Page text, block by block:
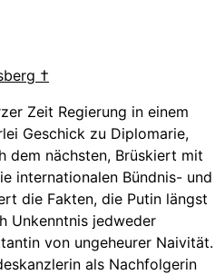
†
Zeit Regierung in einem
Geschick zu Diplomarie,
dem nächsten, Brüskiert mit
internationalen Bündnis- und
die Fakten, die Putin längst
Unkenntnis jedweder
von ungeheurer Naivität.
als Nachfolgerin